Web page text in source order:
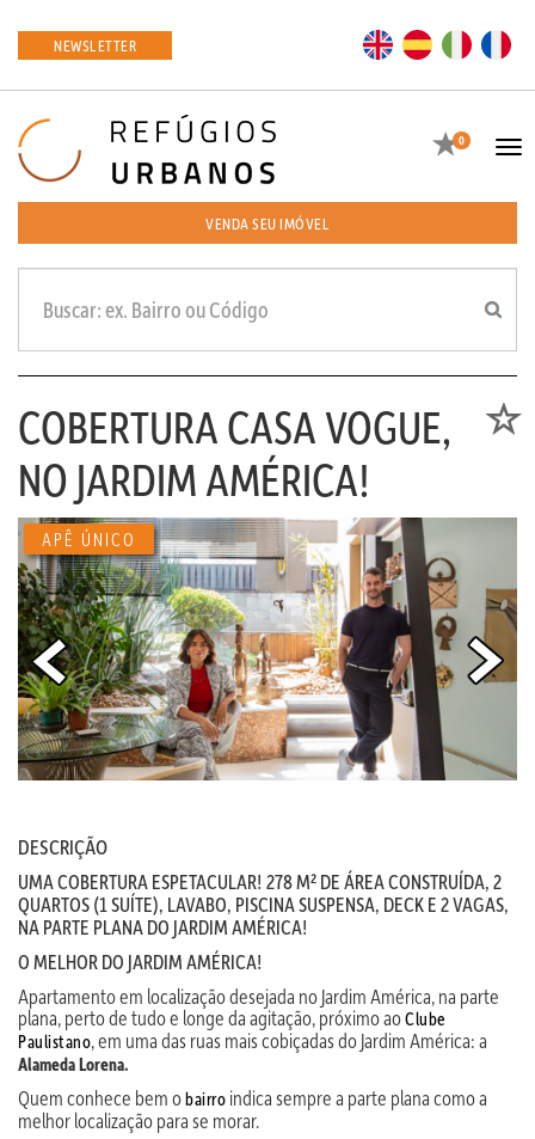
NEWSLETTER EN ES
Favoritos
0
VENDA SEU IMÓVEL
COBERTURA CASA VOGUE,
NO JARDIM AMÉRICA!
APÊ ÚNICO
DESCRIÇÃO
UMA COBERTURA ESPETACULAR! 278 M² DE ÁREA CONSTRUÍDA, 2
QUARTOS (1 SUÍTE), LAVABO, PISCINA SUSPENSA, DECK E 2 VAGAS,
NA PARTE PLANA DO JARDIM AMÉRICA!
O MELHOR DO JARDIM AMÉRICA!
Apartamento em localização desejada no Jardim América, na parte
plana, perto de tudo e longe da agitação, próximo aoClube
Paulistano, em uma das ruas mais cobiçadas do Jardim América: a
Alameda Lorena.
Quem conhece bem obairro indica sempre a parte plana como a
melhor localização para se morar.